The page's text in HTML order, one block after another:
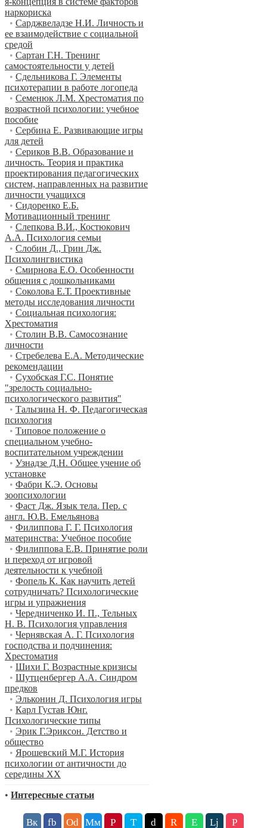
наркориска
• Сарджвеладзе Н.И. Личность и
ее взаимодействие с социальной
средой
• Сартан Г.Н. Тренинг
самостоятельности у детей
• Сдельникова Г. Элементы
психотерапии в работе логопеда
• Семенюк Л.М. Хрестоматия по
возрастной психологии: учебное
пособие
• Сербина Е. Развивающие игры
для детей
• Сериков В.В. Образование и
личность. Теория и практика
проектирования педагогических
систем, направленных на развитие
личности учащихся
• Сидоренко Е.Б.
Мотивационный тренинг
• Слепкова В.И., Костюкович
А.А. Психология семьи
• Слобин Д., Грин Дж.
Психолингвистика
• Смирнова Е.О. Особенности
общения с дошкольниками
• Соколова Е.Т. Проективные
методы исследования личности
• Социальная психология:
Хрестоматия
• Столин В.В. Самосознание
личности
• Стребелева Е.А. Методические
рекомендации
• Сухобская Г.С. Понятие
"зрелость социально-
психологического развития"
• Талызина Н. Ф. Педагогическая
психология
• Типовое положение о
специальном учебно-
воспитательном учреждении
• Узнадзе Д.Н. Общее учение об
установке
• Фабри К.Э. Основы
зоопсихологии
• Фаст Дж. Язык тела. Пер. с
англ. Ю.В. Емельянова
• Филиппова Г. Г. Психология
материнства: Учебное пособие
• Филиппова Е.В. Принятие роли
и переход от игровой
деятельности к учебной
• Фопель К. Как научить детей
сотрудничать? Психологические
игры и упражнения
• Чередниченко И. П., Тельных
Н. В. Психология управления
• Чернявская А. Г. Психология
господства и подчинения:
Хрестоматия
• Шихи Г. Возрастные кризисы
• Шутценбергер А.А. Синдром
предков
• Эльконин Д. Психология игры
• Карл Густав Юнг.
Психологические типы
• Эрик Г.Эриксон. Детство и
общество
• Ярошевский М.Г. История
психологии от античности до
середины XX
• Интересные статьи
Вк fb Оd Мм P T d R E Lj P